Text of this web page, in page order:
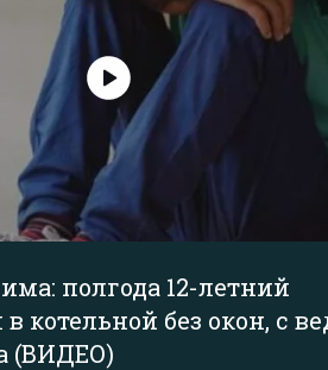
полгода 12-летний
котельной без окон, с
(ВИДЕО)